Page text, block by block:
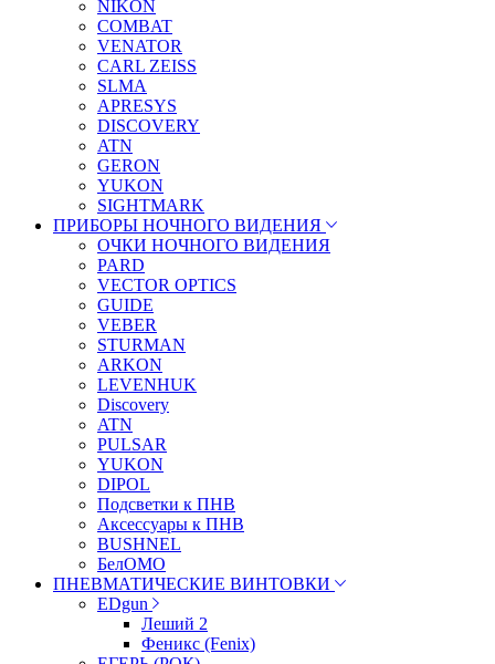
NIKON
COMBAT
VENATOR
CARL ZEISS
SLMA
APRESYS
DISCOVERY
ATN
GERON
YUKON
SIGHTMARK
ПРИБОРЫ НОЧНОГО ВИДЕНИЯ
ОЧКИ НОЧНОГО ВИДЕНИЯ
PARD
VECTOR OPTICS
GUIDE
VEBER
STURMAN
ARKON
LEVENHUK
Discovery
ATN
PULSAR
YUKON
DIPOL
Подсветки к ПНВ
Аксессуары к ПНВ
BUSHNEL
БелОМО
ПНЕВМАТИЧЕСКИЕ ВИНТОВКИ
EDgun
Леший 2
Феникс (Fenix)